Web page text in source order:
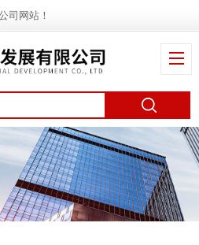
司网站！